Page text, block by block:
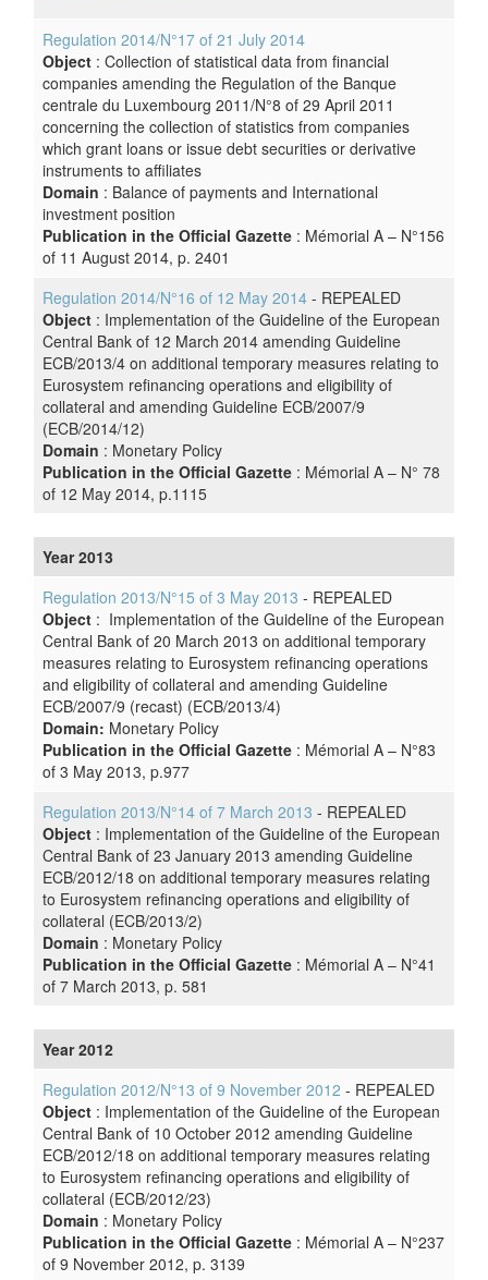
Regulation 2014/N°17 of 21 July 2014
Object : Collection of statistical data from financial
companies amending the Regulation of the Banque
centrale du Luxembourg 2011/N°8 of 29 April 2011
concerning the collection of statistics from companies
which grant loans or issue debt securities or derivative
instruments to affiliates
Domain : Balance of payments and International
investment position
Publication in the Official Gazette : Mémorial A – N°156
of 11 August 2014, p. 2401
Regulation 2014/N°16 of 12 May 2014 - REPEALED
Object : Implementation of the Guideline of the European
Central Bank of 12 March 2014 amending Guideline
ECB/2013/4 on additional temporary measures relating to
Eurosystem refinancing operations and eligibility of
collateral and amending Guideline ECB/2007/9
(ECB/2014/12)
Domain : Monetary Policy
Publication in the Official Gazette : Mémorial A – N° 78
of 12 May 2014, p.1115
Year 2013
Regulation 2013/N°15 of 3 May 2013 - REPEALED
Object : Implementation of the Guideline of the European
Central Bank of 20 March 2013 on additional temporary
measures relating to Eurosystem refinancing operations
and eligibility of collateral and amending Guideline
ECB/2007/9 (recast) (ECB/2013/4)
Domain: Monetary Policy
Publication in the Official Gazette : Mémorial A – N°83
of 3 May 2013, p.977
Regulation 2013/N°14 of 7 March 2013 - REPEALED
Object : Implementation of the Guideline of the European
Central Bank of 23 January 2013 amending Guideline
ECB/2012/18 on additional temporary measures relating
to Eurosystem refinancing operations and eligibility of
collateral (ECB/2013/2)
Domain : Monetary Policy
Publication in the Official Gazette : Mémorial A – N°41
of 7 March 2013, p. 581
Year 2012
Regulation 2012/N°13 of 9 November 2012 - REPEALED
Object : Implementation of the Guideline of the European
Central Bank of 10 October 2012 amending Guideline
ECB/2012/18 on additional temporary measures relating
to Eurosystem refinancing operations and eligibility of
collateral (ECB/2012/23)
Domain : Monetary Policy
Publication in the Official Gazette : Mémorial A – N°237
of 9 November 2012, p. 3139